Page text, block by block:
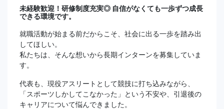
未経験歓迎！研修制度充実◎ 自信がなくても一歩ずつ成長
できる環境です。
就職活動が始まる前だからこそ、社会に出る一歩を踏み出
してほしい。
私たちは、そんな想いから長期インターンを募集していま
す。
代表も、現役アスリートとして競技に打ち込みながら、
「スポーツしかしてこなかった」という不安や、引退後の
キャリアについて悩んできました。